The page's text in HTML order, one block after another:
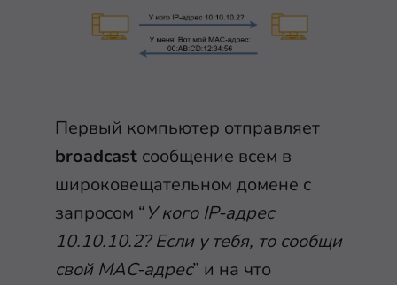
Первый компьютер отправляет
broadcast сообщение всем в
широковещательном домене с
запросом “У кого IP-адрес
10.10.10.2? Если у тебя, то сообщи
свой MAC-адрес” и на что